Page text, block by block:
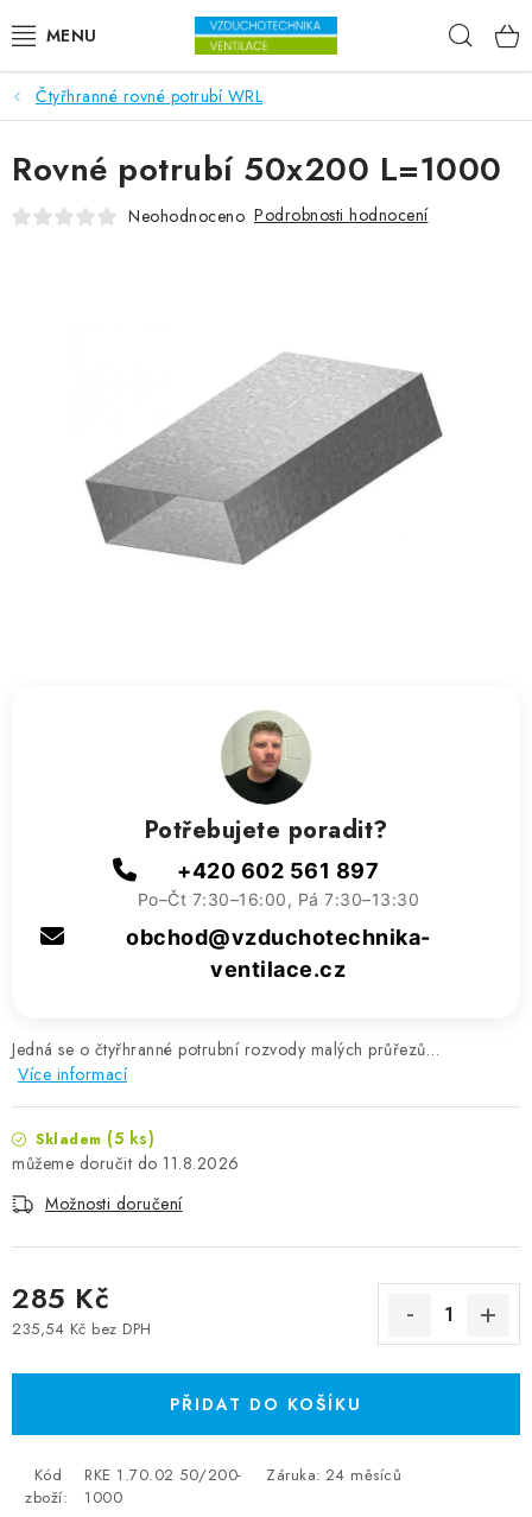
VENTILÁTORY
VZDUCHOTECHNIKA
REKUPERACE
ODVLHČOVAČE
ZVLHČOVAČE VZDUCHU PRŮMYSLOVÉ
Reference a zkušenosti
Rady a tipy
Kontakty
Čtyřhranné rovné potrubí WRL
Jedná se o čtyřhranné potrubní rozvody malých průřezů…
Více informací
Skladem (5 ks)
11.8.2026
Možnosti doručení
285 Kč
235,54 Kč bez DPH
PŘIDAT DO KOŠÍKU
Kód
zboží:
RKE 1.70.02 50/200-
1000
Záruka: 24 měsíců
Rovné potrubí 50x200 L=1000
Neohodnoceno Podrobnosti hodnocení
Potřebujete poradit?
+420 602 561 897
Po–Čt 7:30–16:00, Pá 7:30–13:30
obchod@vzduchotechnika-
ventilace.cz